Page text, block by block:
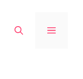
MENIU